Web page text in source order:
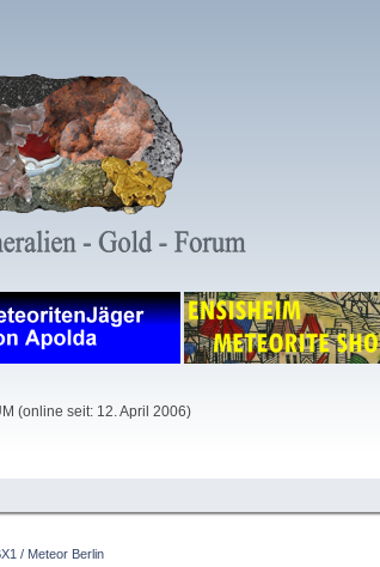
(online seit: 12. April 2006)
/ Meteor Berlin